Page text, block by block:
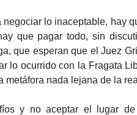
lo inaceptable, hay
que pagar todo, sin
que esperan que el Juez
lo ocurrido con la Fragata
metáfora nada lejana de la
y no aceptar el lugar de